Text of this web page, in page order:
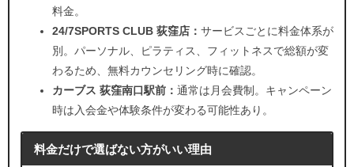
料金。
24/7SPORTS CLUB 荻窪店： サービスごとに料金体系が
別。パーソナル、ピラティス、フィットネスで総額が変
わるため、無料カウンセリング時に確認。
カーブス 荻窪南口駅前： 通常は月会費制。キャンペーン
時は入会金や体験条件が変わる可能性あり。
料金だけで選ばない方がいい理由